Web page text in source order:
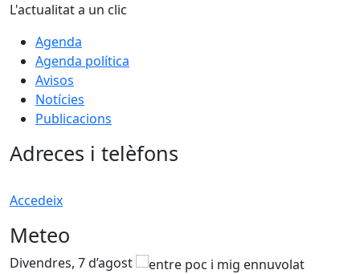
L'actualitat a un clic
Agenda
Agenda política
Avisos
Notícies
Publicacions
Adreces i telèfons
Accedeix
Meteo
Divendres, 7 d’agost